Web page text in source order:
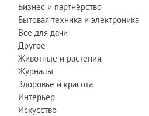
Бизнес и партнёрство
Бытовая техника и электроника
Все для дачи
Другое
Животные и растения
Журналы
Здоровье и красота
Интерьер
Искусство